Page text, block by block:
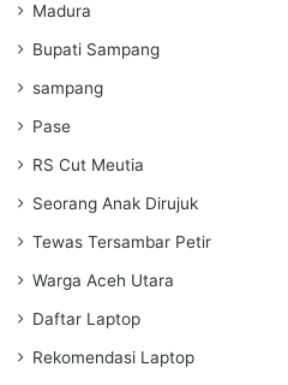
Madura
Bupati Sampang
sampang
Pase
RS Cut Meutia
Seorang Anak Dirujuk
Tewas Tersambar Petir
Warga Aceh Utara
Daftar Laptop
Rekomendasi Laptop